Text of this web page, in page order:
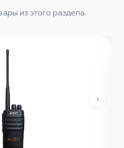
из этого раздела.
›